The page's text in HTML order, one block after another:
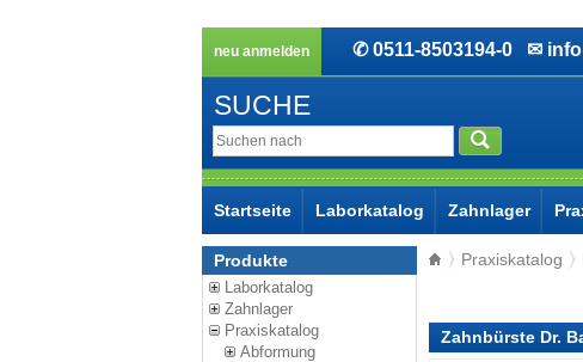
neu anmelden ✆ 0511-8503194-0 ✉
SUCHE
Startseite Laborkatalog Zahnlager
Produkte
Laborkatalog
Zahnlager
Praxiskatalog
Abformung
Praxiskatalog
Zahnbürste Dr.